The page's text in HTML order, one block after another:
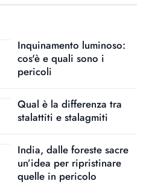
Inquinamento luminoso:
cos'è e quali sono i
pericoli
Qual è la differenza tra
stalattiti e stalagmiti
India, dalle foreste sacre
un’idea per ripristinare
quelle in pericolo